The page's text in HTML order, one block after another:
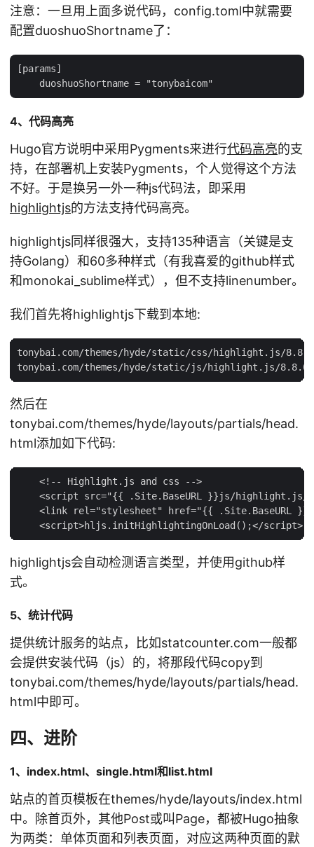
注意：一旦用上面多说代码，config.toml中就需要
配置duoshuoShortname了：
[params]
4、代码高亮
Hugo官方说明中采用Pygments来进行代码高亮的支
持，在部署机上安装Pygments，个人觉得这个方法
不好。于是换另一外一种js代码法，即采用
highlightjs的方法支持代码高亮。
highlightjs同样很强大，支持135种语言（关键是支
持Golang）和60多种样式（有我喜爱的github样式
和monokai_sublime样式），但不支持linenumber。
我们首先将highlightjs下载到本地:
tonybai.com/themes/hyde/static/css/highlight.js/
然后在
tonybai.com/themes/hyde/layouts/partials/head.
html添加如下代码:
    <!-- Highlight.js and css -->
<script src="{{ .Site.BaseURL }}js/
<link rel="stylesheet" href="{{ .Site.BaseURL
highlightjs会自动检测语言类型，并使用github样
式。
5、统计代码
提供统计服务的站点，比如statcounter.com一般都
会提供安装代码（js）的，将那段代码copy到
tonybai.com/themes/hyde/layouts/partials/head.
html中即可。
四、进阶
1、index.html、single.html和list.html
站点的首页模板在themes/hyde/layouts/index.html
中。除首页外，其他Post或叫Page，都被Hugo抽象
为两类：单体页面和列表页面，对应这两种页面的默